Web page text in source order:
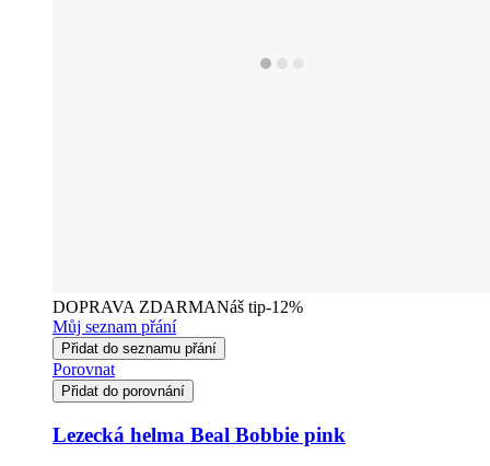
DOPRAVA ZDARMANáš tip-12%
Můj seznam přání
Přidat do seznamu přání
Porovnat
Přidat do porovnání
Lezecká helma Beal Bobbie pink